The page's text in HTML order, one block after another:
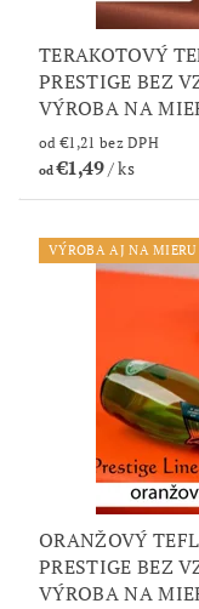
TERAKOTOVÝ
PRESTIGE BEZ
VÝROBA NA
od €1,21 bez DPH
od€1,49/ ks
VÝROBA AJ NA MIERU
ORANŽOVÝ
PRESTIGE BEZ
VÝROBA NA